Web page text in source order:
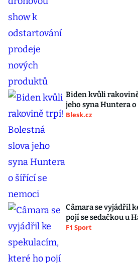
Biden kvůli
jeho syna Huntera
Blesk.cz
Câmara se vyjádřil
pojí se sedačkou u
F1 Sport